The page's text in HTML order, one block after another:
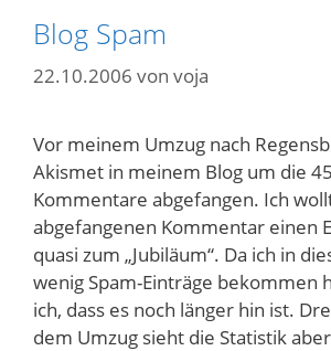
Blog Spam
22.10.2006 von voja
Vor meinem Umzug nach
Akismet in meinem Blog um die
Kommentare abgefangen. Ich
abgefangenen Kommentar einen
quasi zum „Jubiläum“. Da ich in
wenig Spam-Einträge bekommen
ich, dass es noch länger hin ist.
dem Umzug sieht die Statistik